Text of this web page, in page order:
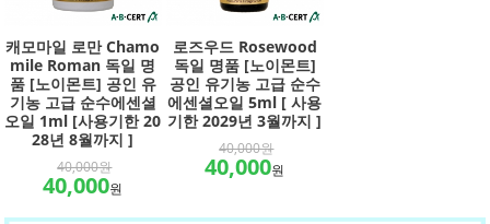
캐모마일 로만 Chamo
mile Roman 독일 명
품 [노이몬트] 공인 유
기농 고급 순수에센셜
오일 1ml [사용기한 20
28년 8월까지 ]
40,000원
40,000원
로즈우드 Rosewood
독일 명품 [노이몬트]
공인 유기농 고급 순수
에센셜오일 5ml [ 사용
기한 2029년 3월까지 ]
40,000원
40,000원